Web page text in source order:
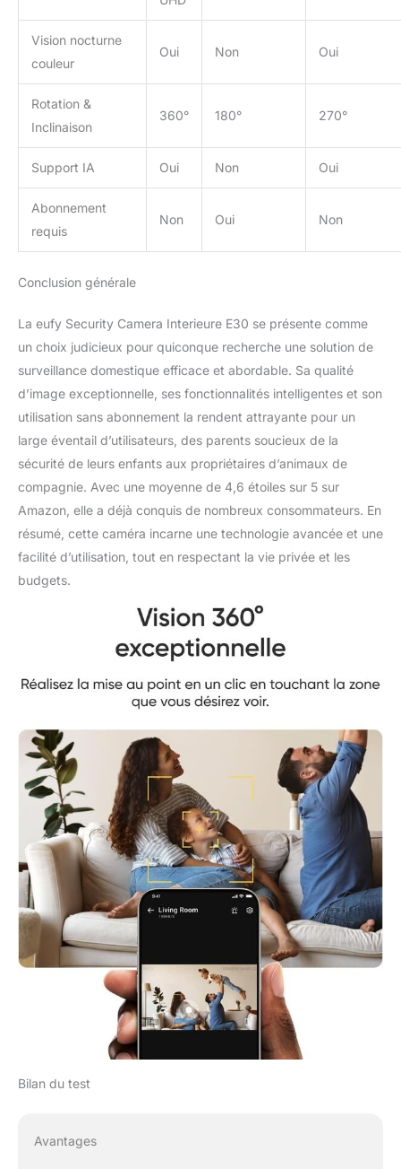
positionnement, kit de
rapide.
Vision nocturne
couleur
Oui Non Oui
Rotation &
Inclinaison
360° 180° 270°
Support IA Oui Non Oui
Abonnement
requis
Non Oui Non
Conclusion générale
La eufy Security Camera Interieure E30 se présente comme
un choix judicieux pour quiconque recherche une solution de
surveillance domestique efficace et abordable. Sa qualité
d’image exceptionnelle, ses fonctionnalités intelligentes et son
utilisation sans abonnement la rendent attrayante pour un
large éventail d’utilisateurs, des parents soucieux de la
sécurité de leurs enfants aux propriétaires d’animaux de
compagnie. Avec une moyenne de 4,6 étoiles sur 5 sur
Amazon, elle a déjà conquis de nombreux consommateurs. En
résumé, cette caméra incarne une technologie avancée et une
facilité d’utilisation, tout en respectant la vie privée et les
budgets.
Bilan du test
Avantages